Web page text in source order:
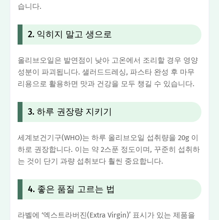
습니다.
2. 익히지 말고 생으로
올리브오일은 발연점이 낮아 고온에서 조리할 경우 영양
성분이 파괴됩니다. 샐러드드레싱, 파스타 완성 후 마무
리용으로 활용하면 맛과 건강을 모두 챙길 수 있습니다.
3. 하루 권장량 지키기
세계보건기구(WHO)는 하루 올리브오일 섭취량을 20g 이
하로 권장합니다. 이는 약 2스푼 정도이며, 꾸준히 섭취하
는 것이 단기 과량 섭취보다 훨씬 중요합니다.
4. 좋은 품질 고르는 법
라벨에 ‘엑스트라버진(Extra Virgin)’ 표시가 있는 제품을